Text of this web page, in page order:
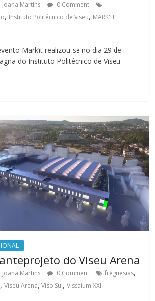
Joana Martins
0 Comment
, Instituto Politécnico de Viseu, MARK'IT,
Mark’it realizou-se no dia 29 de
do Instituto Politécnico de Viseu
do Viseu Arena
Joana Martins 0 Comment freguesias,
,Viseu Arena,Viso Sul,Vissaium XXI